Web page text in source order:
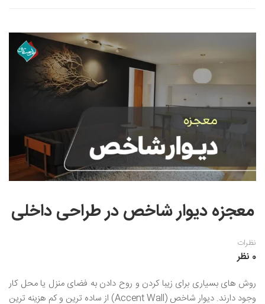
نقاشی آبرنگ
نقاشی کودک و نوجوان
طراحی سیاه قلم
نقاش مداد رنگی
نقاشی مینیاتور(نگارگری)
خوشنویسی با خودکار
خط نقاشی
معجزه دیوار شاخص در طراحی داخلی
نظرات
0 نظر
روش های بسیاری برای زیبا کردن و روح دادن به فضای منزل یا محل کار
وجود دارند. دیوار شاخص (Accent Wall) از ساده ترین و کم هزینه ترین